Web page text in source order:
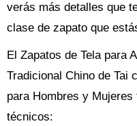
verás más detalles que
clase de zapato que
El Zapatos de Tela para
Tradicional Chino de Tai
para Hombres y
técnicos: